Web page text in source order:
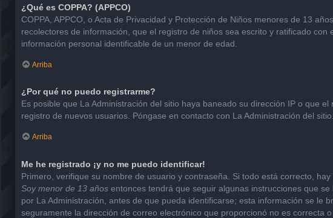
¿Qué es COPPA? (APPCO)
COPPA, APPCO, o Acta de Privacidad y Protección de Niños menores de 13
recolectores de información, que el registro de niños sea escrito y ratificado
información personal identificable de un menor de edad.
Arriba
¿Por qué no puedo registrarme?
Es posible que La Administración del sitio haya baneado su dirección IP o que
registro de nuevos usuarios. Póngase en contacto con La Administración del sitio.
Arriba
Me he registrado ¡y no me puedo identificar!
Primero, verifique su nombre de usuario y contraseña. Si todo está correcto,
Soy menor de 13 años entonces tendrá que seguir algunas instrucciones que
por La Administración, antes de que pueda identificarse; esta información se le
seguramente la dirección de correo electrónico que proporcionó no es